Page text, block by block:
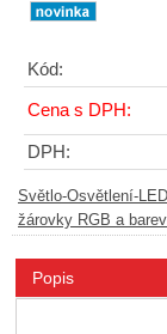
Kód:
Cena s DPH:
DPH:
Světlo-Osvětlení-LED
žárovky RGB a
Popis